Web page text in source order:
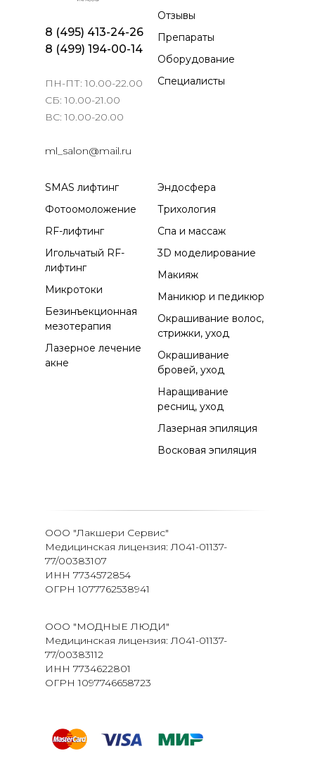
8 (495) 413-24-26
8 (499) 194-00-14
ПН-ПТ: 10.00-22.00
СБ: 10.00-21.00
ВС: 10.00-20.00
ml_salon@mail.ru
Отзывы
Препараты
Оборудование
Специалисты
SMAS лифтинг
Фотоомоложение
RF-лифтинг
Игольчатый RF-
лифтинг
Микротоки
Безинъекционная
мезотерапия
Лазерное лечение
акне
Эндосфера
Трихология
Спа и массаж
3D моделирование
Макияж
Маникюр и педикюр
Окрашивание волос,
стрижки, уход
Окрашивание
бровей, уход
Наращивание
ресниц, уход
Лазерная эпиляция
Восковая эпиляция
ООО "Лакшери Сервис"
Медицинская лицензия: Л041-01137-
77/00383107
ИНН 7734572854
ОГРН 1077762538941
ООО "МОДНЫЕ ЛЮДИ"
Медицинская лицензия: Л041-01137-
77/00383112
ИНН 7734622801
ОГРН 1097746658723